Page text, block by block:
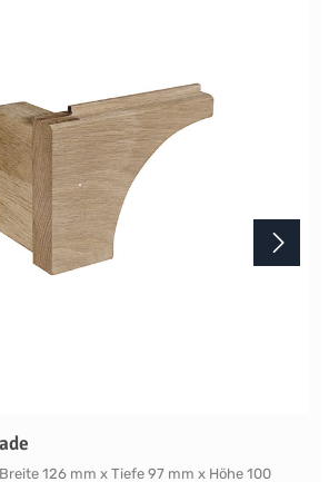
126 mm x Tiefe 97 mm x Höhe 100